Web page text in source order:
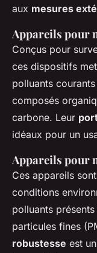
aux mesures
Appareils pour
Conçus pour
ces dispositifs
polluants
composés
carbone. Leur
idéaux pour un
Appareils pour
Ces appareils
conditions
polluants
particules fines
robustesse est